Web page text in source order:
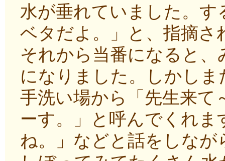
水が垂れていました。
ベタだよ。」と、指摘さ
それから当番になると
になりました。しかし
手洗い場から「先生来て
ーす。」と呼んでくれ
ね。」などと話をしな